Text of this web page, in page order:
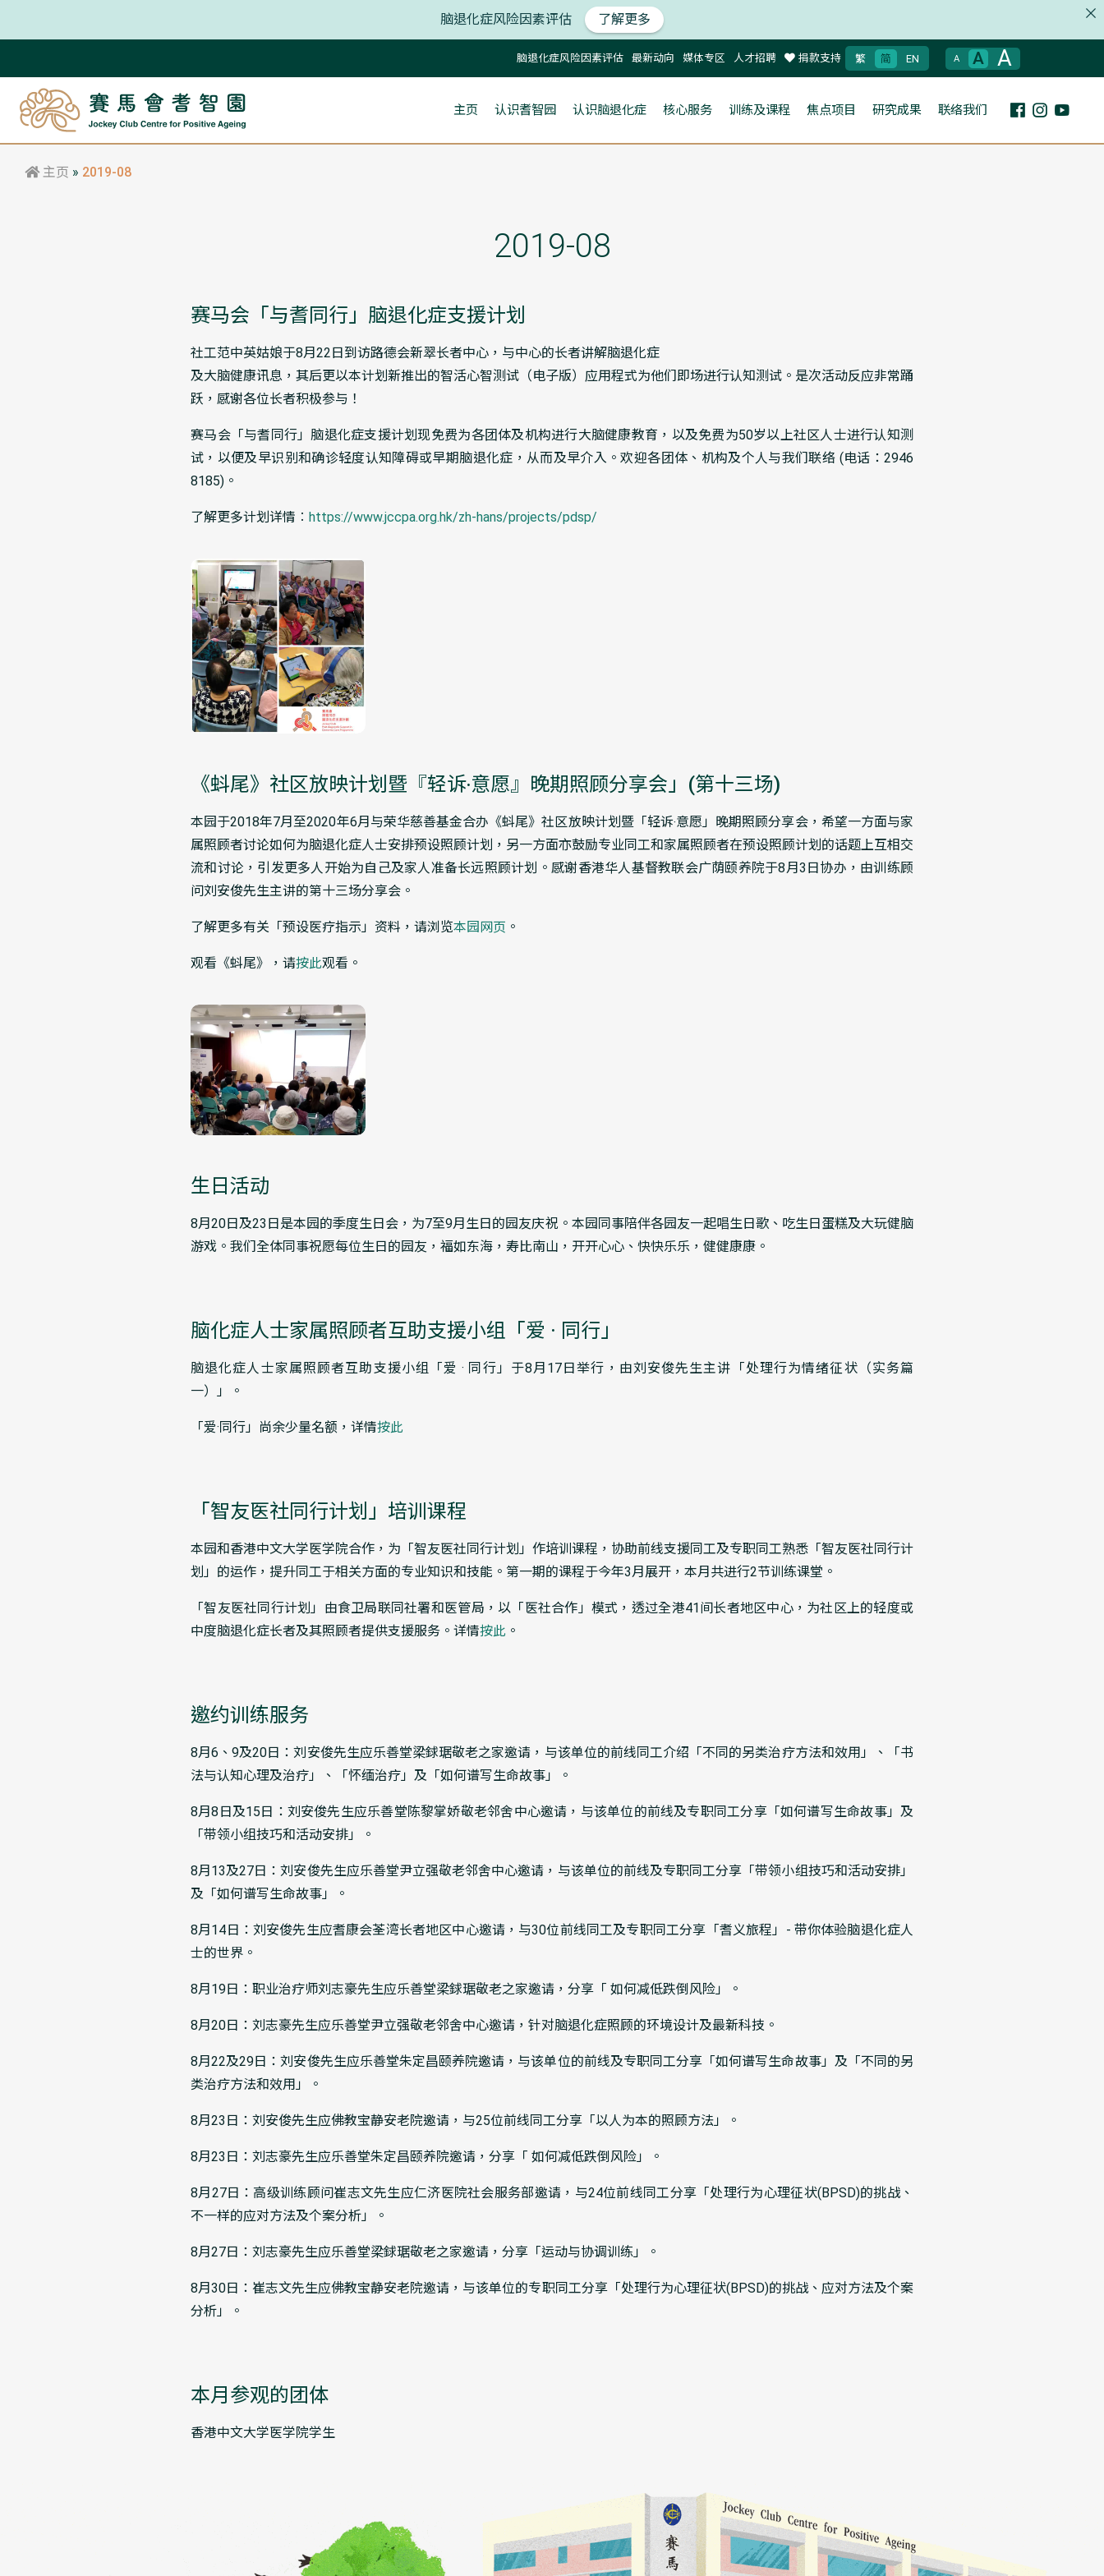
脑退化症风险因素评估 了解更多
脑退化症风险因素评估 最新动向 媒体专区 人才招聘 捐款支持 繁 简 EN A A A
主页 认识耆智园 认识脑退化症 核心服务 训练及课程 焦点项目 研究成果 联络我们
主页 » 2019-08
2019-08
赛马会「与耆同行」脑退化症支援计划
社工范中英姑娘于8月22日到访路德会新翠长者中心，与中心的长者讲解脑退化症
及大脑健康讯息，其后更以本计划新推出的智活心智测试（电子版）应用程式为他们即场进行认知测试。是次活动反应非常踊
跃，感谢各位长者积极参与！
赛马会「与耆同行」脑退化症支援计划现免费为各团体及机构进行大脑健康教育，以及免费为50岁以上社区人士进行认知测
试，以便及早识别和确诊轻度认知障碍或早期脑退化症，从而及早介入。欢迎各团体、机构及个人与我们联络 (电话：2946
8185)。
了解更多计划详情︰ https://www.jccpa.org.hk/zh-hans/projects/pdsp/
《蚪尾》社区放映计划暨『轻诉‧意愿』晚期照顾分享会」(第十三场)
本园于2018年7月至2020年6月与荣华慈善基金合办《蚪尾》社区放映计划暨「轻诉‧意愿」晚期照顾分享会，希望一方面与家
属照顾者讨论如何为脑退化症人士安排预设照顾计划，另一方面亦鼓励专业同工和家属照顾者在预设照顾计划的话题上互相交
流和讨论，引发更多人开始为自己及家人准备长远照顾计划。感谢香港华人基督教联会广荫颐养院于8月3日协办，由训练顾
问刘安俊先生主讲的第十三场分享会。
了解更多有关「预设医疗指示」资料，请浏览本园网页 。
观看《蚪尾》，请按此观看。
生日活动
8月20日及23日是本园的季度生日会，为7至9月生日的园友庆祝。本园同事陪伴各园友一起唱生日歌、吃生日蛋糕及大玩健脑
游戏。我们全体同事祝愿每位生日的园友，福如东海，寿比南山，开开心心、快快乐乐，健健康康。
脑化症人士家属照顾者互助支援小组「爱 · 同行」
脑退化症人士家属照顾者互助支援小组「爱 · 同行」于8月17日举行，由刘安俊先生主讲「处理行为情绪征状（实务篇
一）」。
「爱·同行」尚余少量名额，详情按此
「智友医社同行计划」培训课程
本园和香港中文大学医学院合作，为「智友医社同行计划」作培训课程，协助前线支援同工及专职同工熟悉「智友医社同行计
划」的运作，提升同工于相关方面的专业知识和技能。第一期的课程于今年3月展开，本月共进行2节训练课堂。
「智友医社同行计划」由食卫局联同社署和医管局，以「医社合作」模式，透过全港41间长者地区中心，为社区上的轻度或
中度脑退化症长者及其照顾者提供支援服务。详情按此 。
邀约训练服务
8月6、9及20日：刘安俊先生应乐善堂梁銶琚敬老之家邀请，与该单位的前线同工介绍「不同的另类治疗方法和效用」、「书
法与认知心理及治疗」、「怀缅治疗」及「如何谱写生命故事」。
8月8日及15日：刘安俊先生应乐善堂陈黎掌娇敬老邻舍中心邀请，与该单位的前线及专职同工分享「如何谱写生命故事」及
「带领小组技巧和活动安排」。
8月13及27日：刘安俊先生应乐善堂尹立强敬老邻舍中心邀请，与该单位的前线及专职同工分享「带领小组技巧和活动安排」
及「如何谱写生命故事」。
8月14日：刘安俊先生应耆康会荃湾长者地区中心邀请，与30位前线同工及专职同工分享「耆义旅程」- 带你体验脑退化症人
士的世界。
8月19日：职业治疗师刘志豪先生应乐善堂梁銶琚敬老之家邀请，分享「 如何减低跌倒风险」。
8月20日：刘志豪先生应乐善堂尹立强敬老邻舍中心邀请，针对脑退化症照顾的环境设计及最新科技。
8月22及29日：刘安俊先生应乐善堂朱定昌颐养院邀请，与该单位的前线及专职同工分享「如何谱写生命故事」及「不同的另
类治疗方法和效用」。
8月23日：刘安俊先生应佛教宝静安老院邀请，与25位前线同工分享「以人为本的照顾方法」。
8月23日：刘志豪先生应乐善堂朱定昌颐养院邀请，分享「 如何减低跌倒风险」。
8月27日：高级训练顾问崔志文先生应仁济医院社会服务部邀请，与24位前线同工分享「处理行为心理征状(BPSD)的挑战、
不一样的应对方法及个案分析」。
8月27日：刘志豪先生应乐善堂梁銶琚敬老之家邀请，分享「运动与协调训练」。
8月30日：崔志文先生应佛教宝静安老院邀请，与该单位的专职同工分享「处理行为心理征状(BPSD)的挑战、应对方法及个案
分析」
。
本月参观的团体
香港中文大学医学院学生